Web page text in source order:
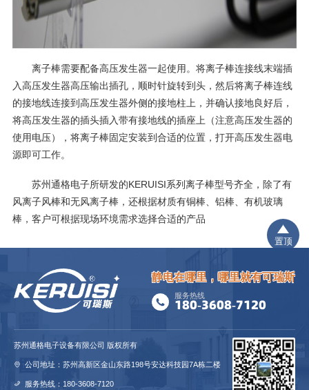
离子棒需要配备高压发生器一起使用。将离子棒连接线末端插
入高压发生器高压输出插孔，顺时针旋转到头，然后将离子棒连线
的接地线连接到高压发生器外侧的接地柱上，并确认接地良好后，
将高压发生器的插头插入带有接地线的插座上（注意高压发生器的
使用电压），将离子棒固定安装到合适的位置，打开高压发生器电
源即可工作。
苏州通格电子所研发的KERUISI系列离子棒型号齐全，除了有
风离子风棒和无风离子棒，还根据材质有铜棒、铝棒、有机玻璃
棒，客户可根据现场环境需求选择合适的产品
置顶
静电在哪里，哪里就有可瑞斯
服务热线
180-3608-7120
苏州通格电子设备有限公司 版权所有
公司地址：苏州高新区金山东路198号安达科技园7A栋二楼
服务热线：180-3608-7120